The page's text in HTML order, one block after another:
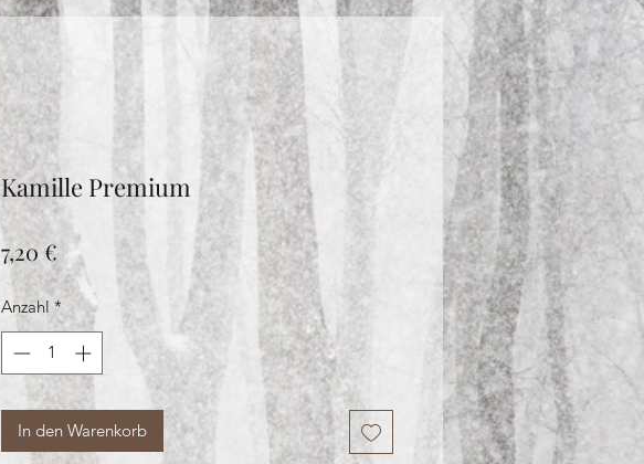
Kamille Premium
7,20 €Preis
Anzahl *
In den Warenkorb